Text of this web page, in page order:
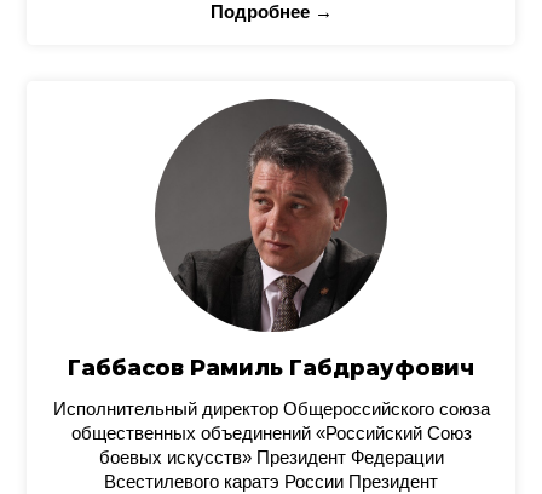
Подробнее →
Габбасов Рамиль Габдрауфович
Исполнительный директор Общероссийского союза
общественных объединений «Российский Союз
боевых искусств» Президент Федерации
Всестилевого каратэ России Президент